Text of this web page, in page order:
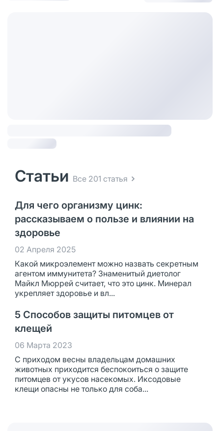
Статьи Все 201 статья
Для чего организму цинк:
рассказываем о пользе и влиянии на
здоровье
02 Апреля 2025
Какой микроэлемент можно назвать секретным
агентом иммунитета? Знаменитый диетолог
Майкл Мюррей считает, что это цинк. Минерал
укрепляет здоровье и вл...
5 Способов защиты питомцев от
клещей
06 Марта 2023
С приходом весны владельцам домашних
животных приходится беспокоиться о защите
питомцев от укусов насекомых. Иксодовые
клещи опасны не только для соба...